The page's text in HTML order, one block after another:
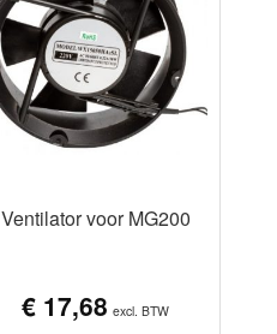
Ventilator voor MG200
€ 17,68 excl. BTW